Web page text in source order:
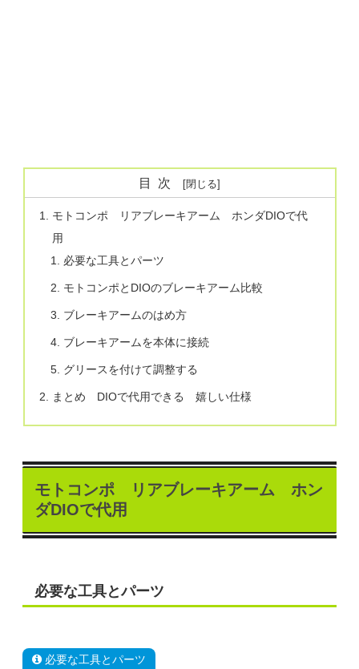
目次
モトコンポ リアブレーキアーム ホンダDIOで代
用
必要な工具とパーツ
モトコンポとDIOのブレーキアーム比較
ブレーキアームのはめ方
ブレーキアームを本体に接続
グリースを付けて調整する
まとめ DIOで代用できる 嬉しい仕様
モトコンポ リアブレーキアーム ホン
ダDIOで代用
必要な工具とパーツ
必要な工具とパーツ